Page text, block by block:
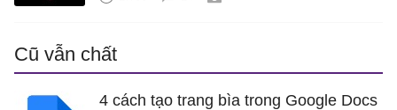
Cũ vẫn chất
4 cách tạo trang bìa trong Google Docs